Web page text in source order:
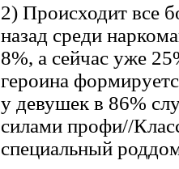
2) Происходит все
назад среди
8%, а сейчас уже
героина
у девушек в 86%
силами профи//
специальный